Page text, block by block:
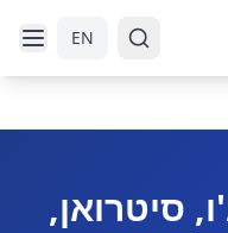
EN
סיטרואן,